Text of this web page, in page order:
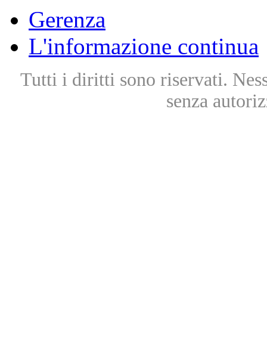
Gerenza
L'informazione continua
Tutti i diritti sono riservati.
senza